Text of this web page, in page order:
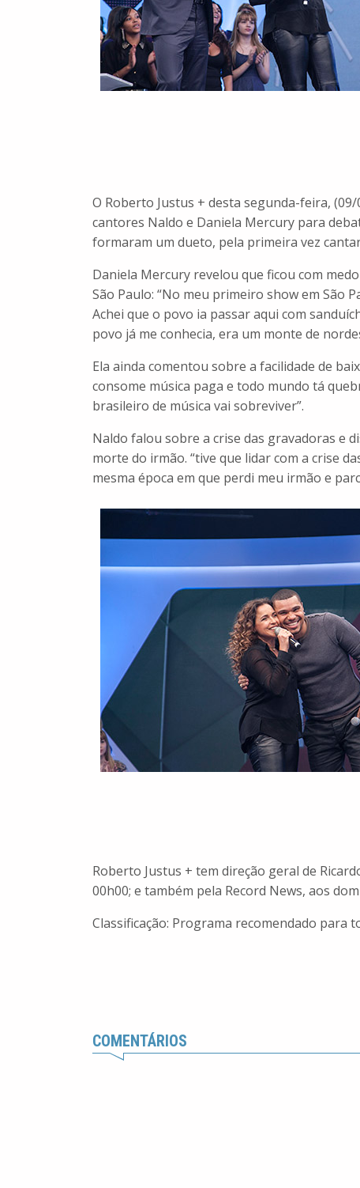
O Roberto Justus + desta segunda-feira,
cantores Naldo e Daniela Mercury para
formaram um dueto, pela primeira vez
Daniela Mercury revelou que ficou com
São Paulo: “No meu primeiro show em São
Achei que o povo ia passar aqui com
povo já me conhecia, era um monte de
Ela ainda comentou sobre a facilidade de
consome música paga e todo mundo tá
brasileiro de música vai sobreviver”.
Naldo falou sobre a crise das gravadoras e
morte do irmão. “tive que lidar com a crise
mesma época em que perdi meu irmão e
Roberto Justus + tem direção geral de
00h00; e também pela Record News, aos
Classificação: Programa recomendado para
COMENTÁRIOS